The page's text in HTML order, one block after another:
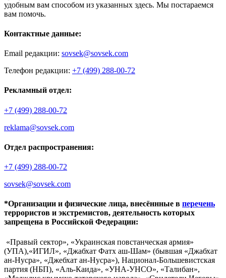
удобным вам способом из указанных здесь. Мы постараемся
вам помочь.
Контактные данные:
Email редакции: sovsek@sovsek.com
Телефон редакции: +7 (499) 288-00-72
Рекламный отдел:
+7 (499) 288-00-72
reklama@sovsek.com
Отдел распространения:
+7 (499) 288-00-72
sovsek@sovsek.com
*Организации и физические лица, внесённные в перечень
террористов и экстремистов, деятельность которых
запрещена в Российской Федерации:
«Правый сектор», «Украинская повстанческая армия»
(УПА),«ИГИЛ», «Джабхат Фатх аш-Шам» (бывшая «Джабхат
ан-Нусра», «Джебхат ан-Нусра»), Национал-Большевистская
партия (НБП), «Аль-Каида», «УНА-УНСО», «Талибан»,